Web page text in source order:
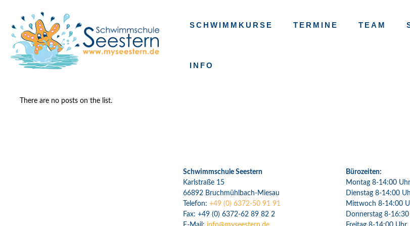
SCHWIMMKURSE TERMINE TEAM
INFO
There are no posts on the list.
Schwimmschule Seestern
Karlstraße 15
66892 Bruchmühlbach-Miesau
Telefon: +49 (0) 6372-50 91 91
Fax: +49 (0) 6372-62 89 82 2
Bürozeiten:
Montag 8-14:00 Uhr
Dienstag 8-14:00
Mittwoch 8-14:00
Donnerstag 8-